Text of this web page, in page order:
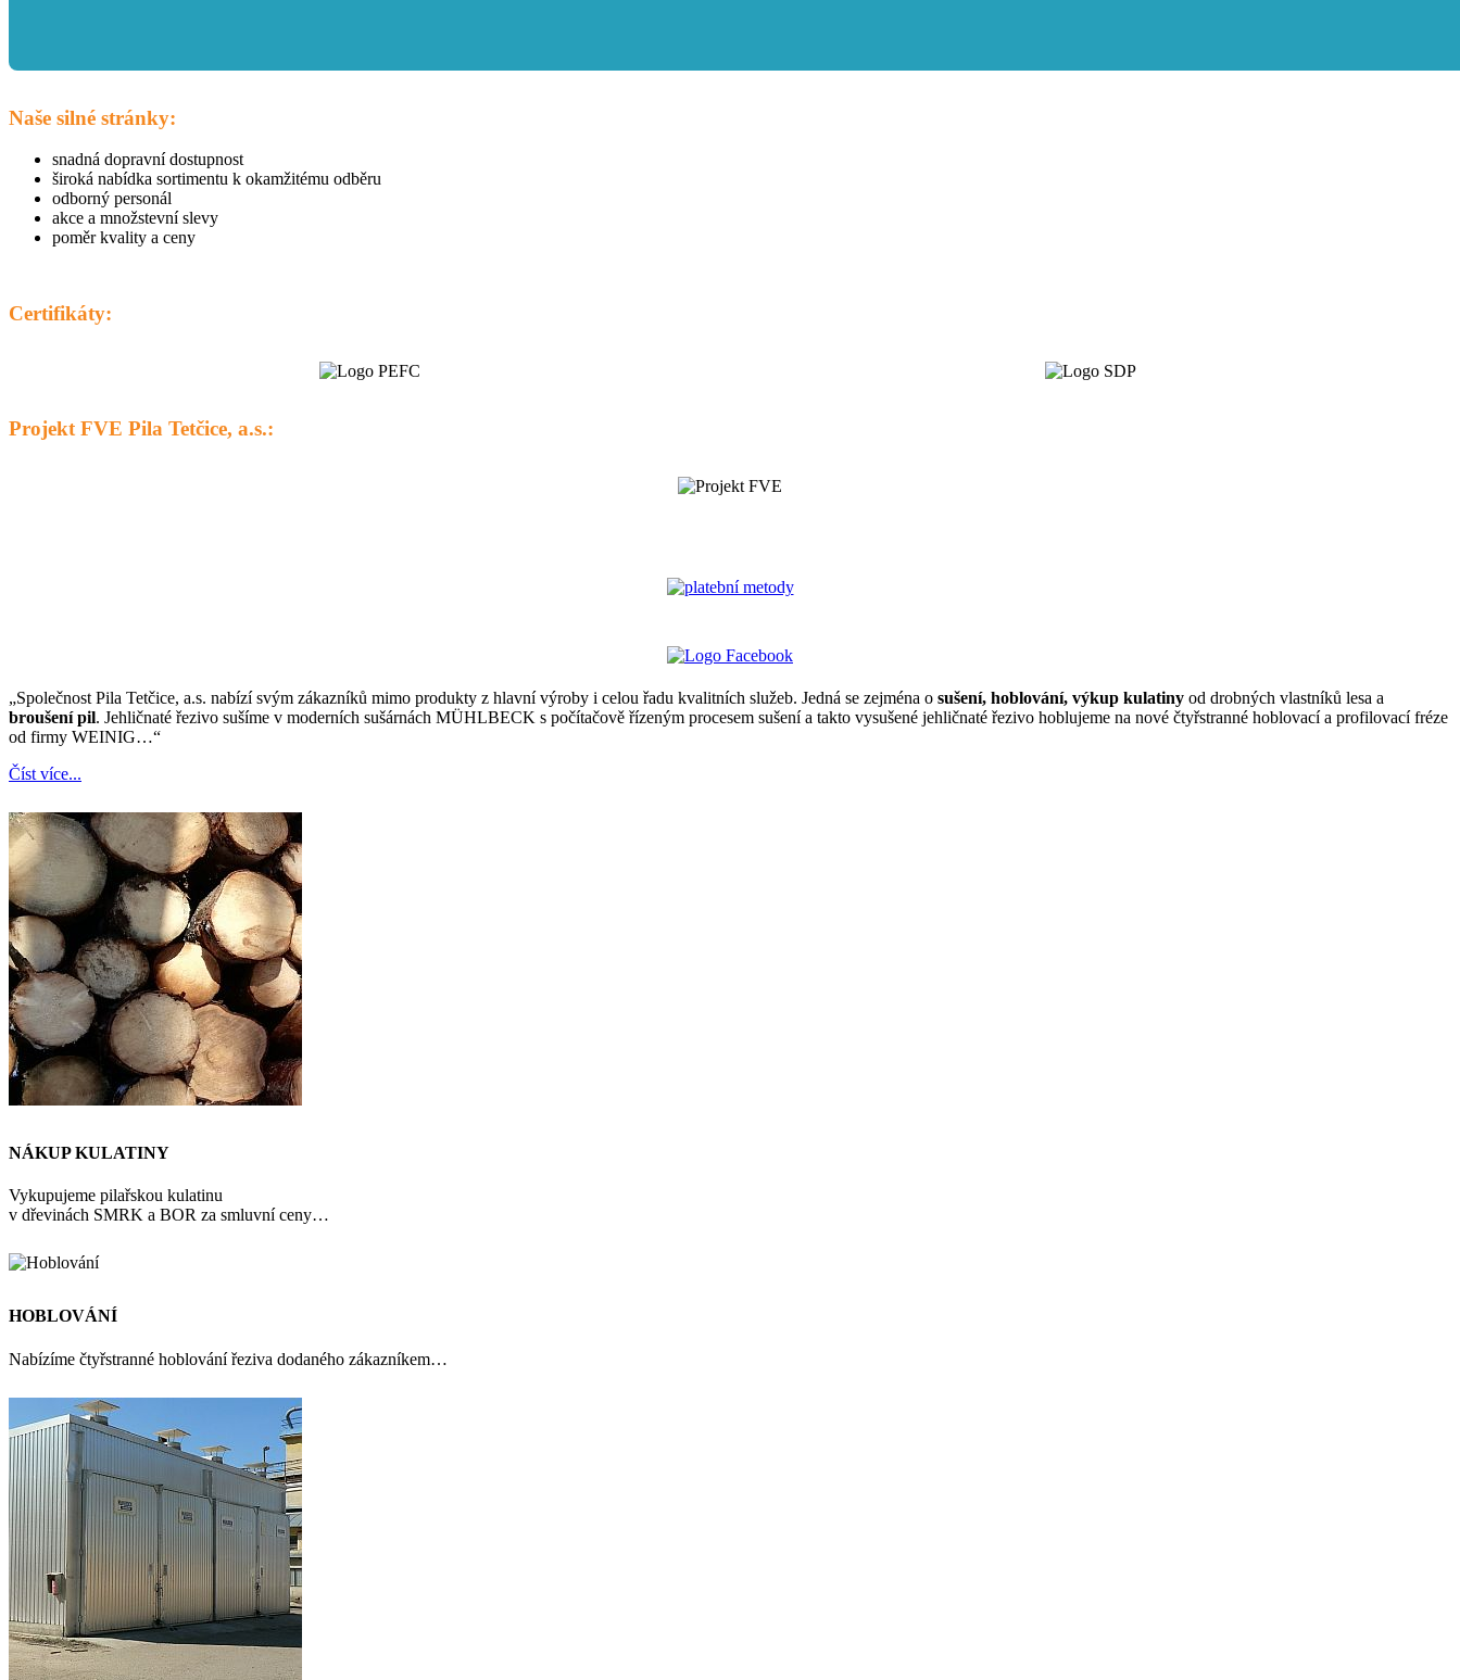
Naše silné stránky:
snadná dopravní dostupnost
široká nabídka sortimentu k okamžitému odběru
odborný personál
akce a množstevní slevy
poměr kvality a ceny
Certifikáty:
Projekt FVE Pila Tetčice, a.s.:
„Společnost Pila Tetčice, a.s. nabízí svým zákazníků mimo produkty z hlavní výroby i celou řadu kvalitních služeb. Jedná se zejména o sušení, hoblování, výkup kulatiny od drobných vlastníků lesa a
broušení pil. Jehličnaté řezivo sušíme v moderních sušárnách MÜHLBECK s počítačově řízeným procesem sušení a takto vysušené jehličnaté řezivo hoblujeme na nové čtyřstranné hoblovací a profilovací fréze
od firmy WEINIG…“
Číst více...
NÁKUP KULATINY
Vykupujeme pilařskou kulatinu
v dřevinách SMRK a BOR za smluvní ceny…
HOBLOVÁNÍ
Nabízíme čtyřstranné hoblování řeziva dodaného zákazníkem…